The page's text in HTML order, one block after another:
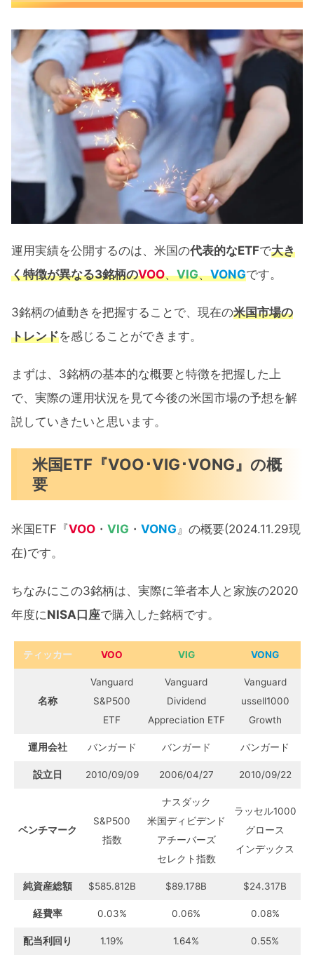
徴
VOO・VIG・VONGの過去リターン
VOO・VIG・VONGの運用実績【47ヶ
月間】
為替によるリターン
VOO・VIG・VONGのリターン推移
VOO･VIG･VONGの値動きに見える米国市
場の展望
VOO･VIG･VONGのチャート比較
1ヶ月リターンの推移による今後の米国
市場予想
VOO･VIG･VONG 47ヶ月間運用実績公開：
運用実績を公開するのは、米国の代表的なETFで大き
く特徴が異なる3銘柄のVOO、VIG、VONGです。
3銘柄の値動きを把握することで、現在の米国市場の
トレンドを感じることができます。
まずは、3銘柄の基本的な概要と特徴を把握した上
で、実際の運用状況を見て今後の米国市場の予想を解
説していきたいと思います。
米国ETF『VOO･VIG･VONG』の概
要
米国ETF『VOO ・ VIG ・ VONG 』の概要(2024.11.29現
在)です。
ちなみにこの3銘柄は、実際に筆者本人と家族の2020
年度にNISA口座で購入した銘柄です。
ティッカー VOO VIG VONG
名称
Vanguard
S&P500
ETF
Vanguard
Dividend
Appreciation ETF
Vanguard
ussell1000
Growth
運用会社 バンガード バンガード バンガード
設立日 2010/09/09 2006/04/27 2010/09/22
ベンチマーク
S&P500
指数
ナスダック
米国ディビデンド
アチーバーズ
セレクト指数
ラッセル1000
グロース
インデックス
純資産総額 $585.812B $89.178B $24.317B
経費率 0.03% 0.06% 0.08%
配当利回り 1.19% 1.64% 0.55%